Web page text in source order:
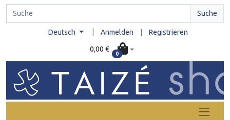
Suche
Deutsch Anmelden Registrieren
0,00 €
0